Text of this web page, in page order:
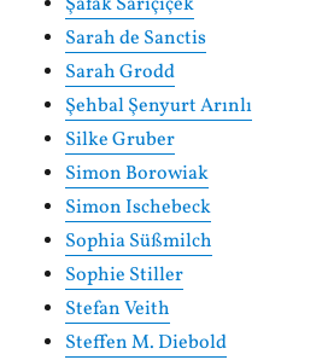
Sarah de Sanctis
Sarah Grodd
Şehbal Şenyurt Arınlı
Silke Gruber
Simon Borowiak
Simon Ischebeck
Sophia Süßmilch
Sophie Stiller
Stefan Veith
Steffen M. Diebold